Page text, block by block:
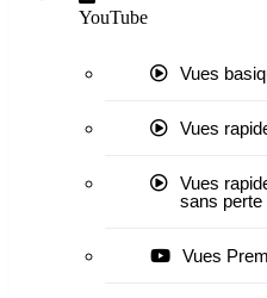
YouTube
Vues
Vues
Vues
sans perte
Vues